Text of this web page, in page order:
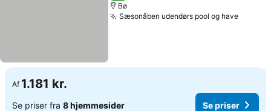
Bø
Sæsonåben udendørs pool og have
Af 1.181 kr.
Se priser fra 8 hjemmesider Se priser